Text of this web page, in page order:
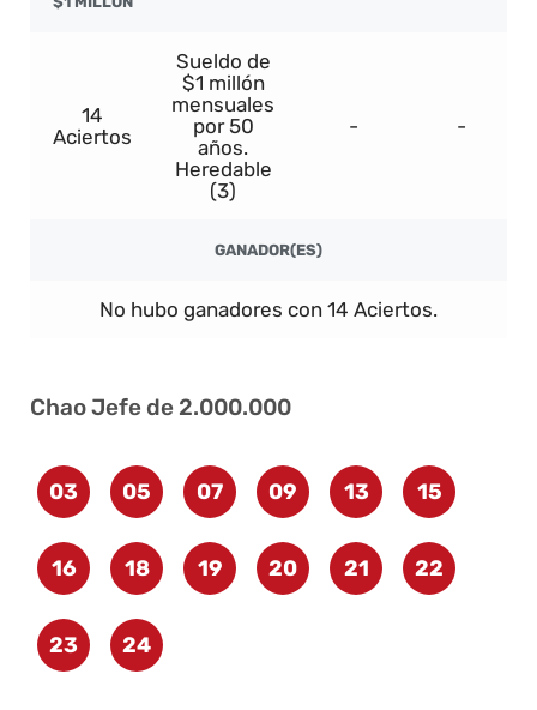
14
Aciertos
Sueldo de
$1 millón
mensuales
por 50
años.
Heredable
(3)
- -
GANADOR(ES)
No hubo ganadores con 14 Aciertos.
Chao Jefe de 2.000.000
03 05 07 09 13 15
16 18 19 20 21 22
23 24